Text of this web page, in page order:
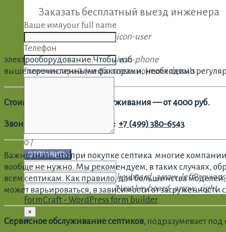
Заказать бесплатный выезд инженера
Ваше имяyour full name
icon-user
Телефон
icon-phone
*комментарий (необязательно)more details
0/
ОТПРАВИТЬ
keyboard_arrow_leftPrevious
Nextkeyboard_arrow_right
FormCraft - WordPress form builder
×
""
электрооборудование.Чтобы изб
вышеперечисленными факторами, необходимо
Стоимость сервисного обслуживания — от 4000 руб.
Звоните нам с 8-00 до 21-00: +7 (499) 380-6543
Важно знать, что при покупке септика многие
вообще не нужно. Мы рекомендуем, в таких случаях,
всем септикам. Как правило, для большинства
может варьироваться, в зависимости от
Сервисное обслуживание септиков, подразумевает